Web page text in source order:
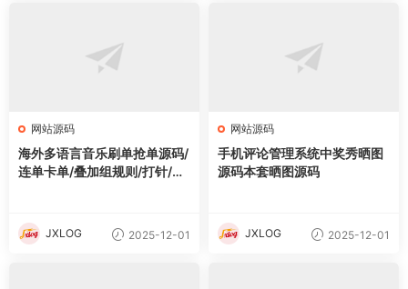
网站源码
海外多语言音乐刷单抢单源码/
连单卡单/叠加组规则/打针/前
JXLOG 2025-12-01
网站源码
手机评论管理系统中奖秀晒图
源码本套晒图源码
JXLOG 2025-12-01